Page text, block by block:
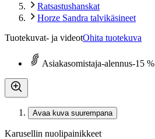
Ratsastushanskat
Horze Sandra talvikäsineet
Tuotekuvat- ja videotOhita tuotekuva
Asiakasomistaja-alennus-15 %
Avaa kuva suurempana
Karusellin nuolipainikkeet